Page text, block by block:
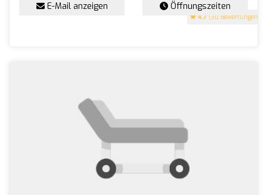
4.7 (30 Bewertungen)
E-Mail anzeigen Öffnungszeiten